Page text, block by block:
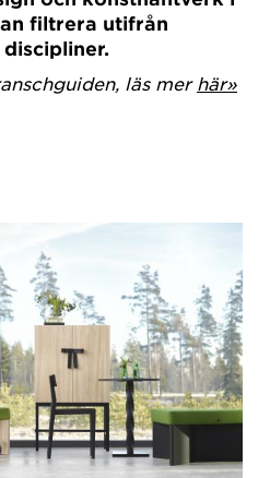
filtrera utifrån
läs mer här»